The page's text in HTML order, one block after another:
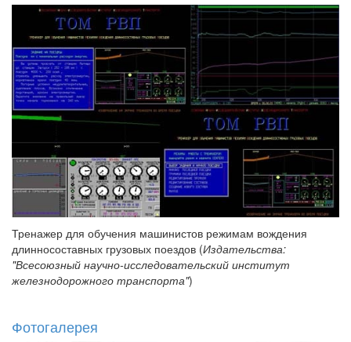
Тренажер для обучения машинистов режимам вождения
длинносоставных грузовых поездов (Издательства:
"Всесоюзный научно-исследовательский институт
железнодорожного транспорта")
Фотогалерея